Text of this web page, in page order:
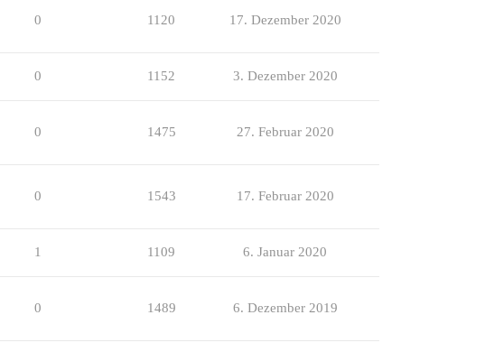
0 1120 17. Dezember 2020
0 1152 3. Dezember 2020
0 1475 27. Februar 2020
0 1543 17. Februar 2020
1 1109 6. Januar 2020
0 1489 6. Dezember 2019